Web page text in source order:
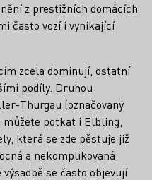
z prestižních domácích
často vozí i vynikající
zcela dominují, ostatní
podíly. Druhou
Thurgau (označovaný
můžete potkat i Elbling,
která se zde pěstuje již
a nekomplikovaná
se často objevují